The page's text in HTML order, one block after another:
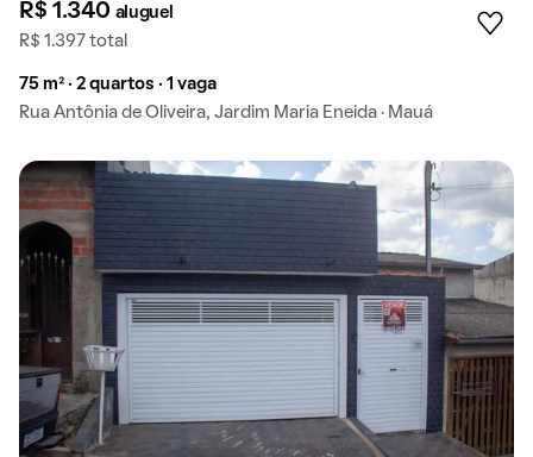
R$ 1.340 aluguel
R$ 1.397 total
75 m² · 2 quartos · 1 vaga
Rua Antônia de Oliveira, Jardim Maria Eneida · Mauá